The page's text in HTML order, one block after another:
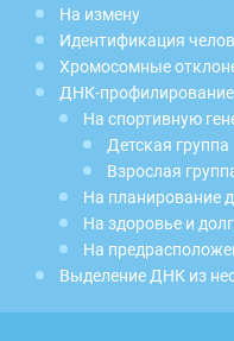
На измену
Идентификация
Хромосомные
ДНК-профилирование
На спортивную
Детская группа
Взрослая
На планирование
На здоровье и
На
Выделение ДНК из